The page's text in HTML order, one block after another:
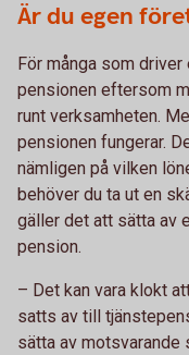
Är du egen
För många som
pensionen eftersom
runt verksamheten.
pensionen fungerar.
nämligen på vilken
behöver du ta ut en
gäller det att sätta av
pension.
– Det kan vara klokt
satts av till
sätta av motsvarande